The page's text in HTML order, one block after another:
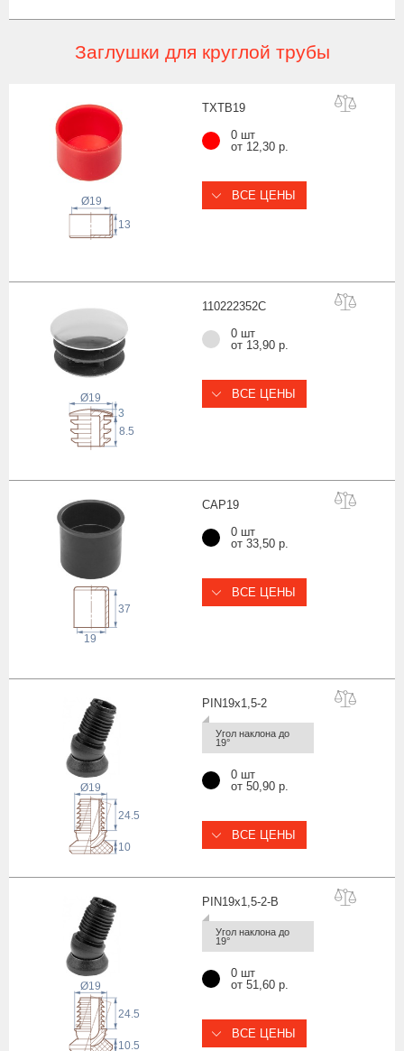
Заглушки для круглой трубы
TXTB19
Ø19
13
0 шт
от 12,30 р.
ВСЕ ЦЕНЫ
110222352C
8.5
3
Ø19
0 шт
от 13,90 р.
ВСЕ ЦЕНЫ
CAP19
37
19
0 шт
от 33,50 р.
ВСЕ ЦЕНЫ
PIN19x1,5-2
Угол наклона до
19°
24.5
10
Ø19
0 шт
от 50,90 р.
ВСЕ ЦЕНЫ
PIN19x1,5-2-B
Угол наклона до
19°
24.5
10.5
Ø19
0 шт
от 51,60 р.
ВСЕ ЦЕНЫ